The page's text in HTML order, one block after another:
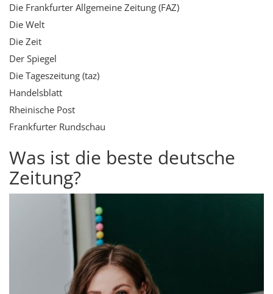
Die Frankfurter Allgemeine Zeitung (FAZ)
Die Welt
Die Zeit
Der Spiegel
Die Tageszeitung (taz)
Handelsblatt
Rheinische Post
Frankfurter Rundschau
Was ist die beste deutsche
Zeitung?